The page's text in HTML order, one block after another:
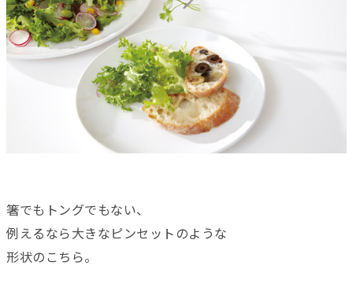
箸でもトングでもない、
例えるなら大きなピンセットのような
形状のこちら。